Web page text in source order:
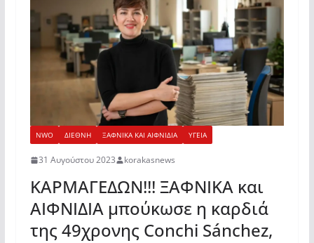
NWO ΔΙΕΘΝΗ ΞΑΦΝΙΚΑ ΚΑΙ ΑΙΦΝΙΔΙΑ ΥΓΕΙΑ
31 Αυγούστου 2023 korakasnews
ΚΑΡΜΑΓΕΔΩΝ!!! ΞΑΦΝΙΚΑ και
ΑΙΦΝΙΔΙΑ μπούκωσε η καρδιά
της 49χρονης Conchi Sánchez,